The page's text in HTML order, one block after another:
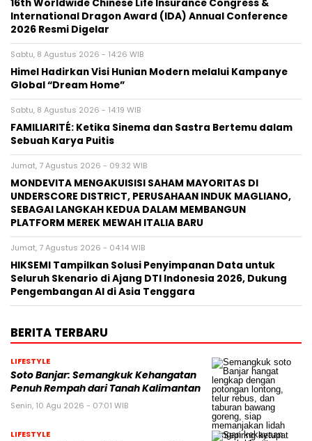
16th Worldwide Chinese Life Insurance Congress &
International Dragon Award (IDA) Annual Conference
2026 Resmi Digelar
Sabtu, 8 Agustus 2026 - 14:26 WIB
Himel Hadirkan Visi Hunian Modern melalui Kampanye
Global “Dream Home”
Sabtu, 8 Agustus 2026 - 14:19 WIB
FAMILIARITÉ: Ketika Sinema dan Sastra Bertemu dalam
Sebuah Karya Puitis
Jumat, 7 Agustus 2026 - 09:32 WIB
MONDEVITA MENGAKUISISI SAHAM MAYORITAS DI
UNDERSCORE DISTRICT, PERUSAHAAN INDUK MAGLIANO,
SEBAGAI LANGKAH KEDUA DALAM MEMBANGUN
PLATFORM MEREK MEWAH ITALIA BARU
Jumat, 7 Agustus 2026 - 04:14 WIB
HIKSEMI Tampilkan Solusi Penyimpanan Data untuk
Seluruh Skenario di Ajang DTI Indonesia 2026, Dukung
Pengembangan AI di Asia Tenggara
BERITA TERBARU
LIFESTYLE
Soto Banjar: Semangkuk Kehangatan
Penuh Rempah dari Tanah Kalimantan
Senin, 10 Agu 2026 - 07:01 WIB
LIFESTYLE